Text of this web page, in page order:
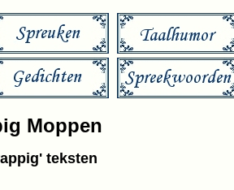
Moppen
teksten